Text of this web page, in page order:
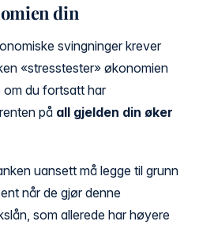
din
svingninger krever
«stresstester» økonomien
om du fortsatt har
på all gjelden din øker
uansett må legge til grunn
når de gjør denne
som allerede har høyere